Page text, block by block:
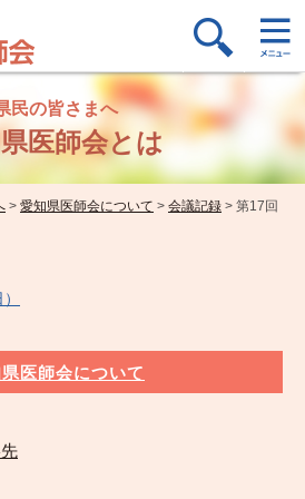
民の皆さまへ
医師会とは
> 愛知県医師会について > 会議記録 > 第17回
医師会について